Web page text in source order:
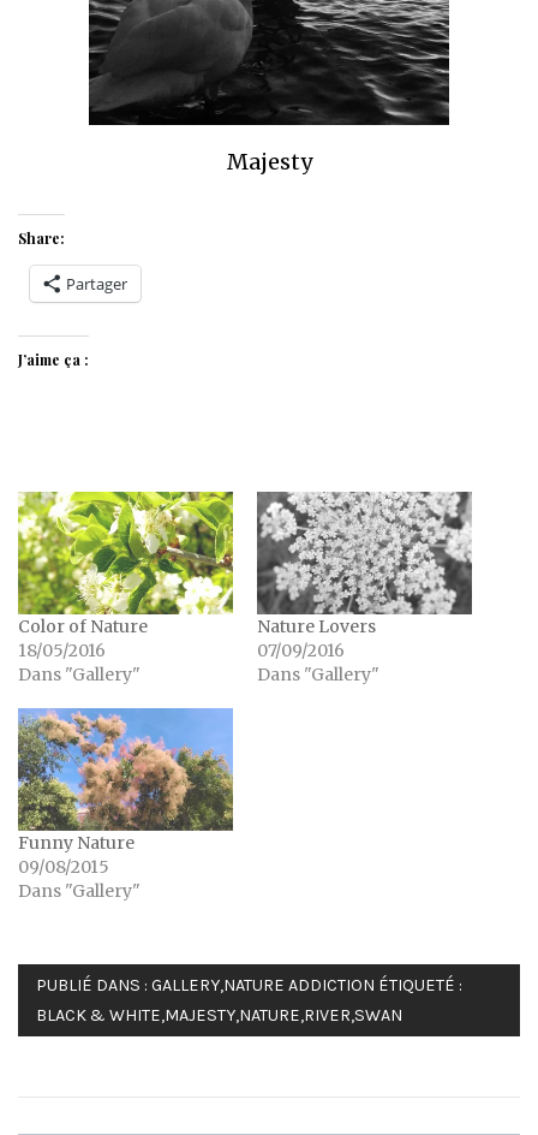
Majesty
Share:
Partager
J’aime ça :
Color of Nature
18/05/2016
Dans "Gallery"
Nature Lovers
07/09/2016
Dans "Gallery"
Funny Nature
09/08/2015
Dans "Gallery"
PUBLIÉ DANS : GALLERY,NATURE ADDICTION ÉTIQUETÉ :
BLACK & WHITE,MAJESTY,NATURE,RIVER,SWAN